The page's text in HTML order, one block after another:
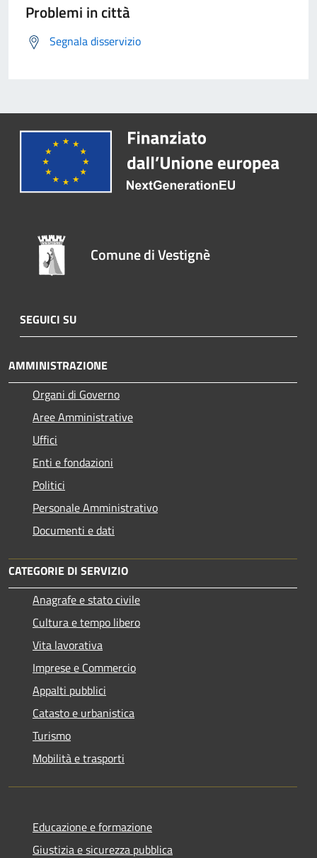
Problemi in città
Segnala disservizio
Comune di Vestignè
SEGUICI SU
AMMINISTRAZIONE
Organi di Governo
Aree Amministrative
Uffici
Enti e fondazioni
Politici
Personale Amministrativo
Documenti e dati
CATEGORIE DI SERVIZIO
Anagrafe e stato civile
Cultura e tempo libero
Vita lavorativa
Imprese e Commercio
Appalti pubblici
Catasto e urbanistica
Turismo
Mobilità e trasporti
Educazione e formazione
Giustizia e sicurezza pubblica